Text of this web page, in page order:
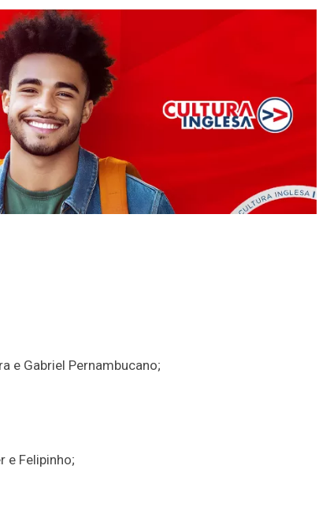
e Gabriel Pernambucano;
e Felipinho;